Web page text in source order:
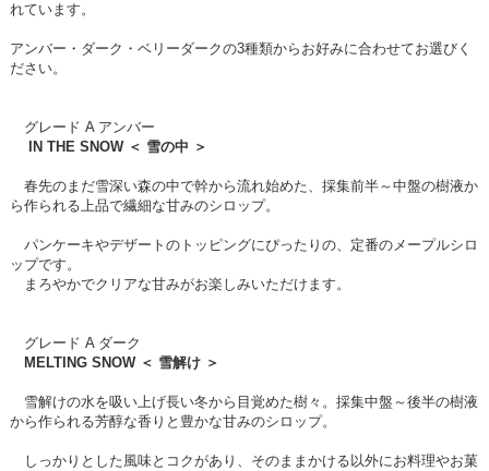
れています。
アンバー・ダーク・ベリーダークの3種類からお好みに合わせてお選びく
ださい。
グレード A アンバー
IN THE SNOW ＜ 雪の中 ＞
春先のまだ雪深い森の中で幹から流れ始めた、採集前半～中盤の樹液か
ら作られる上品で繊細な甘みのシロップ。
パンケーキやデザートのトッピングにぴったりの、定番のメープルシロ
ップです。
まろやかでクリアな甘みがお楽しみいただけます。
グレード A ダーク
MELTING SNOW ＜ 雪解け ＞
雪解けの水を吸い上げ長い冬から目覚めた樹々。採集中盤～後半の樹液
から作られる芳醇な香りと豊かな甘みのシロップ。
しっかりとした風味とコクがあり、そのままかける以外にお料理やお菓